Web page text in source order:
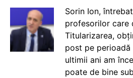
Sorin Ion,
profesorilor care
Titularizarea,
post pe perioadă
ultimii ani am
poate de bine